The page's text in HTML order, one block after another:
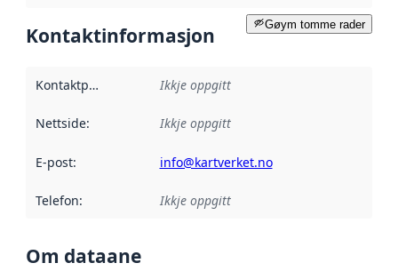
Gøym tomme rader
Kontaktinformasjon
Kontaktpunkt Ikkje oppgitt
Nettside: Ikkje oppgitt
E-post: info@kartverket.no
Telefon: Ikkje oppgitt
Om dataane